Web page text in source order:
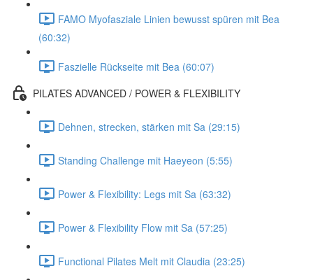
FAMO Myofasziale Linien bewusst spüren mit Bea
(60:32)
Faszielle Rückseite mit Bea (60:07)
PILATES ADVANCED / POWER & FLEXIBILITY
Dehnen, strecken, stärken mit Sa (29:15)
Standing Challenge mit Haeyeon (5:55)
Power & Flexibility: Legs mit Sa (63:32)
Power & Flexibility Flow mit Sa (57:25)
Functional Pilates Melt mit Claudia (23:25)